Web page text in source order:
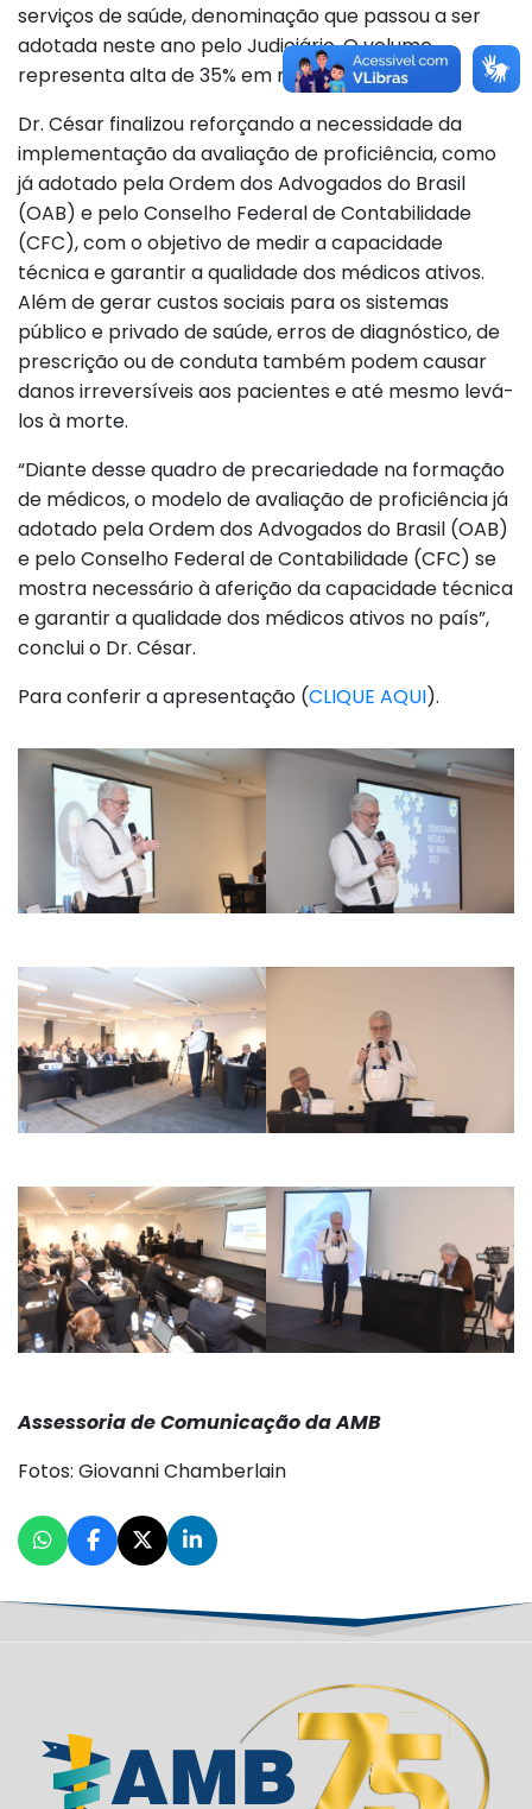
serviços de saúde, denominação que passou a ser
adotada neste ano pelo Judiciário. O volume
representa alta de 35% em relação a 2020.
Dr. César finalizou reforçando a necessidade da
implementação da avaliação de proficiência, como
já adotado pela Ordem dos Advogados do Brasil
(OAB) e pelo Conselho Federal de Contabilidade
(CFC), com o objetivo de medir a capacidade
técnica e garantir a qualidade dos médicos ativos.
Além de gerar custos sociais para os sistemas
público e privado de saúde, erros de diagnóstico, de
prescrição ou de conduta também podem causar
danos irreversíveis aos pacientes e até mesmo levá-
los à morte.
“Diante desse quadro de precariedade na formação
de médicos, o modelo de avaliação de proficiência já
adotado pela Ordem dos Advogados do Brasil (OAB)
e pelo Conselho Federal de Contabilidade (CFC) se
mostra necessário à aferição da capacidade técnica
e garantir a qualidade dos médicos ativos no país”,
conclui o Dr. César.
Para conferir a apresentação (CLIQUE AQUI).
Assessoria de Comunicação da AMB
Fotos: Giovanni Chamberlain